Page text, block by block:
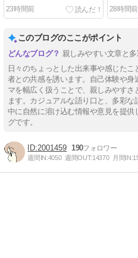
23時間前
28時間前
このブログのここがポイント
親しみやすい文章と
日々のちょっとした出来事や感じた
者との共感を誘います。自己体験や
マを幅広く扱うことで、親しみやす
ます。カジュアルな語り口と、多彩
中に自然に溶け込む情報や意見を提
グです。
2001459 190
週間IN:4050 週間OUT:14370 月間IN: